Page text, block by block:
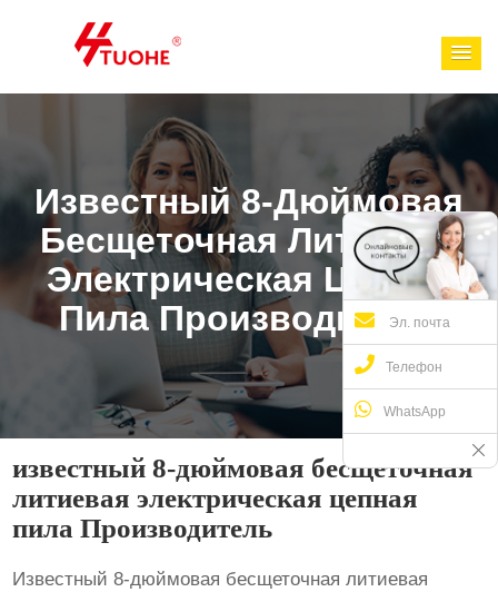
Известный 8-Дюймовая
Бесщеточная Литиевая
Электрическая Цепная
Пила Производитель
известный 8-дюймовая бесщеточная
литиевая электрическая цепная
пила Производитель
Известный 8-дюймовая бесщеточная литиевая
Эл. почта
Телефон
WhatsApp